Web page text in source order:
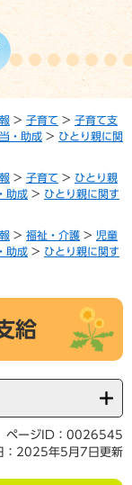
> 子育て > 子育て支
・助成 > ひとり親に関
> 子育て > ひとり親
助成 > ひとり親に関す
> 福祉・介護 > 児童
助成 > ひとり親に関す
給
ページID：0026545
：2025年5月7日更新